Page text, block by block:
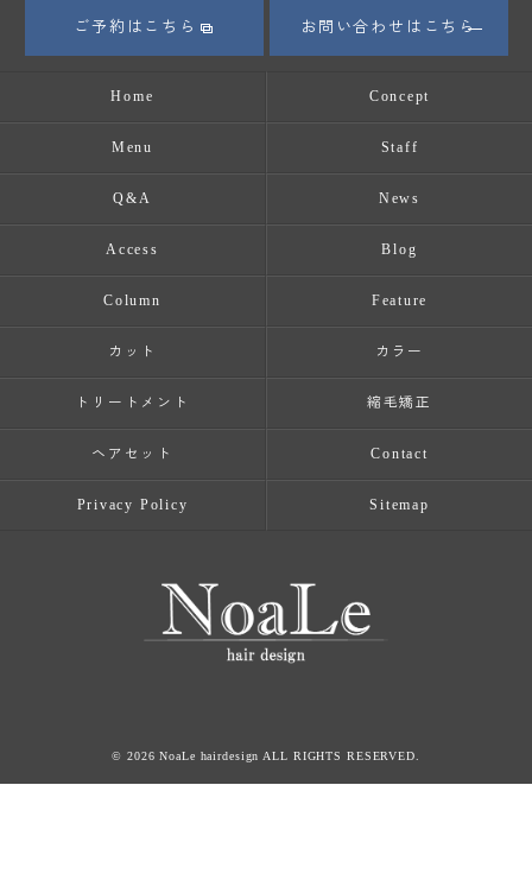
ご予約はこちら お問い合わせはこちら
Home Concept
Menu Staff
Q&A News
Access Blog
Column Feature
カット カラー
トリートメント 縮毛矯正
ヘアセット Contact
Privacy Policy Sitemap
© 2026 NoaLe hairdesign ALL RIGHTS RESERVED.